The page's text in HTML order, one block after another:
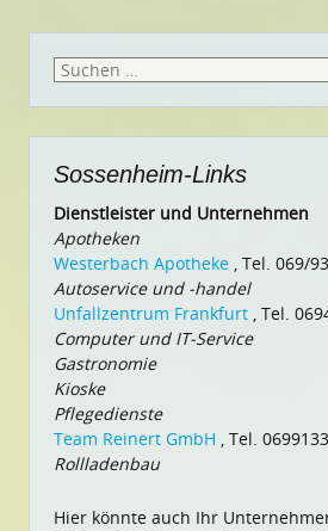
Suchen
Sossenheim-Links
Dienstleister und Unternehmen
Apotheken
Westerbach Apotheke , Tel. 069/
Autoservice und -handel
Unfallzentrum Frankfurt , Tel.
Computer und IT-Service
Gastronomie
Kioske
Pflegedienste
Team Reinert GmbH , Tel.
Rollladenbau
Hier könnte auch Ihr